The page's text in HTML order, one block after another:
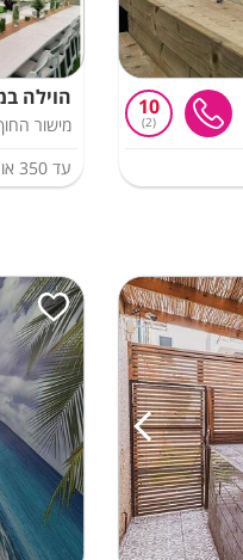
10
2
הוילה
מישור
עד 350